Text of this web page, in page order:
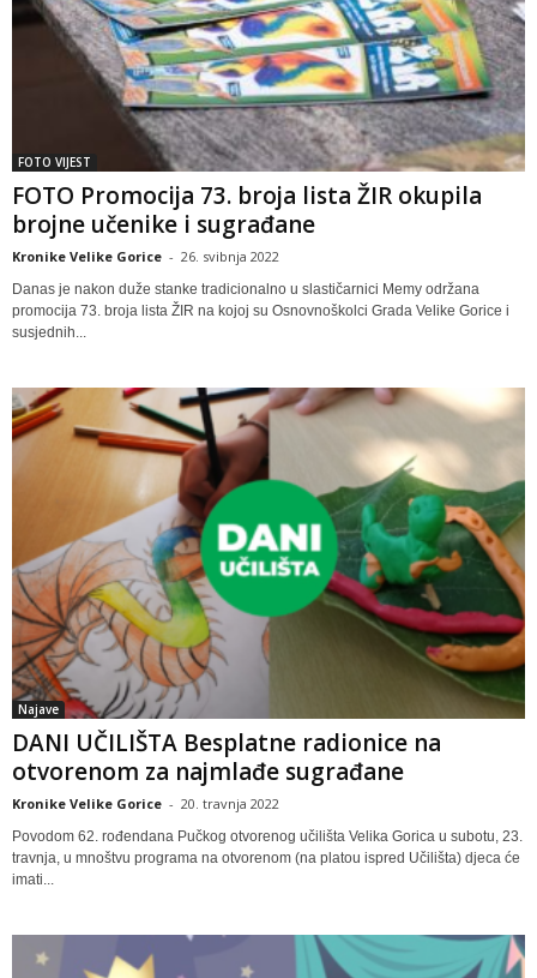
FOTO VIJEST
FOTO Promocija 73. broja lista ŽIR okupila
brojne učenike i sugrađane
Kronike Velike Gorice - 26. svibnja 2022
Danas je nakon duže stanke tradicionalno u slastičarnici Memy održana
promocija 73. broja lista ŽIR na kojoj su Osnovnoškolci Grada Velike Gorice i
susjednih...
Najave
DANI UČILIŠTA Besplatne radionice na
otvorenom za najmlađe sugrađane
Kronike Velike Gorice - 20. travnja 2022
Povodom 62. rođendana Pučkog otvorenog učilišta Velika Gorica u subotu, 23.
travnja, u mnoštvu programa na otvorenom (na platou ispred Učilišta) djeca će
imati...